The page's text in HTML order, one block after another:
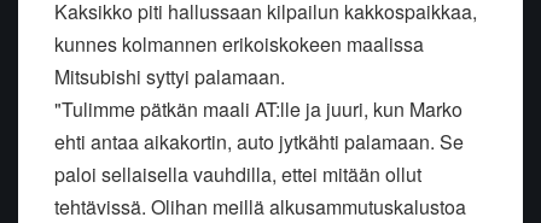
Kaksikko piti hallussaan kilpailun kakkospaikkaa,
kunnes kolmannen erikoiskokeen maalissa
Mitsubishi syttyi palamaan.
"Tulimme pätkän maali AT:lle ja juuri, kun Marko
ehti antaa aikakortin, auto jytkähti palamaan. Se
paloi sellaisella vauhdilla, ettei mitään ollut
tehtävissä. Olihan meillä alkusammutuskalustoa